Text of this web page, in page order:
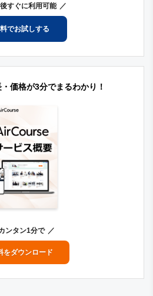
すぐに利用可能
でお試しする
価格が3分でまるわかり！
ンタン1分で
をダウンロード